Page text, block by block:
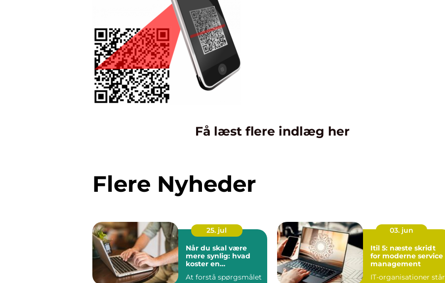
Få læst flere indlæg her
Flere Nyheder
25. jul
Når du skal være
mere synlig: hvad
koster en
At forstå spørgsmålet
03. jun
Itil 5: næste skridt
for moderne service
management
IT-organisationer står